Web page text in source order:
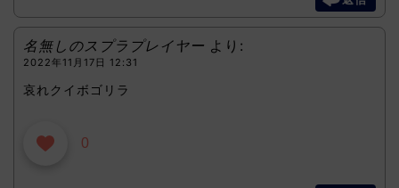
名無しのスプラプレイヤー より:
2022年11月17日 12:31
哀れクイボゴリラ
0